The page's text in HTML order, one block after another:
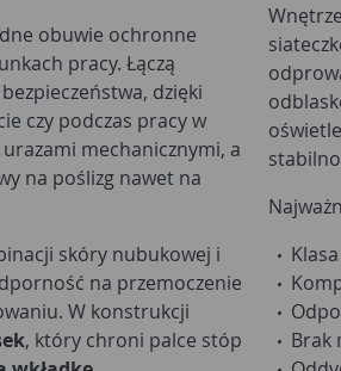
obuwie ochronne
pracy. Łączą
dzięki
czy podczas pracy w
mechanicznymi, a
na poślizg nawet na
skóry nubukowej i
na przemoczenie
W konstrukcji
, który chroni palce stóp
Brak